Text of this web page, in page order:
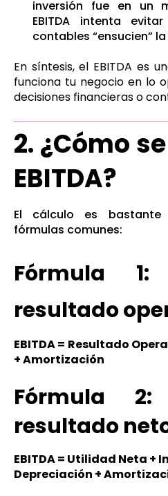
inversión fue en un
EBITDA intenta
contables “ensucien”
En síntesis, el EBITDA es
funciona tu negocio en lo
decisiones financieras o
2. ¿Cómo
EBITDA?
El cálculo es bastante
fórmulas comunes:
Fórmula
resultado
EBITDA = Resultado
+ Amortización
Fórmula
resultado
EBITDA = Utilidad Neta +
Depreciación +